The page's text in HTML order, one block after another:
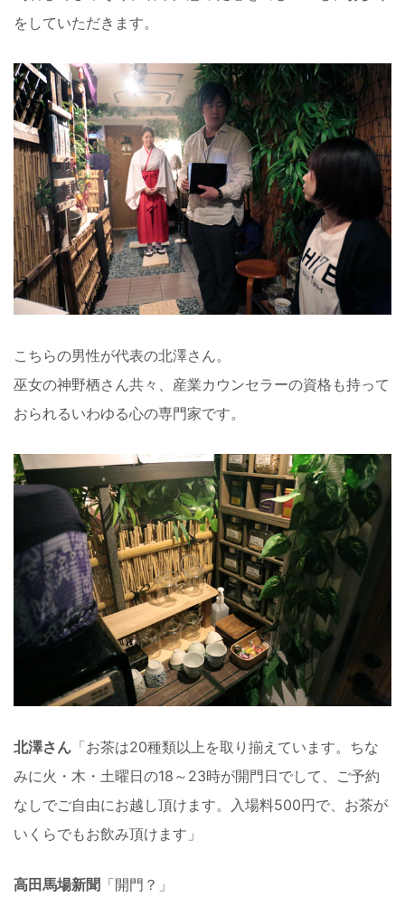
をしていただきます。
こちらの男性が代表の北澤さん。
巫女の神野栖さん共々、産業カウンセラーの資格も持って
おられるいわゆる心の専門家です。
北澤さん 「お茶は20種類以上を取り揃えています。ちな
みに火・木・土曜日の18～23時が開門日でして、ご予約
なしでご自由にお越し頂けます。入場料500円で、お茶が
いくらでもお飲み頂けます」
高田馬場新聞 「開門？」